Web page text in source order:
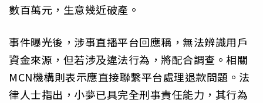
數百萬元，生意幾近破產。
事件曝光後，涉事直播平台回應稱，無法辨識用戶
資金來源，但若涉及違法行為，將配合調查。相關
MCN機構則表示應直接聯繫平台處理退款問題。法
律人士指出，小夢已具完全刑事責任能力，其行為